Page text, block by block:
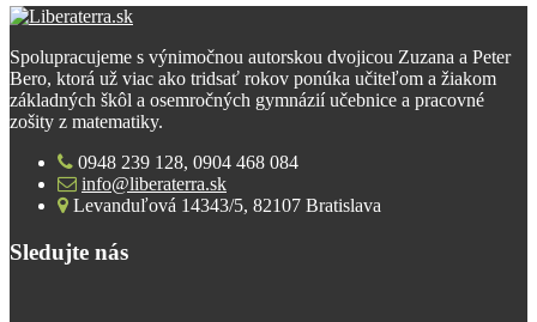
Spolupracujeme s výnimočnou autorskou dvojicou Zuzana a Peter
Bero, ktorá už viac ako tridsať rokov ponúka učiteľom a žiakom
základných škôl a osemročných gymnázií učebnice a pracovné
zošity z matematiky.
0948 239 128, 0904 468 084
info@liberaterra.sk
Levanduľová 14343/5, 82107 Bratislava
Sledujte nás